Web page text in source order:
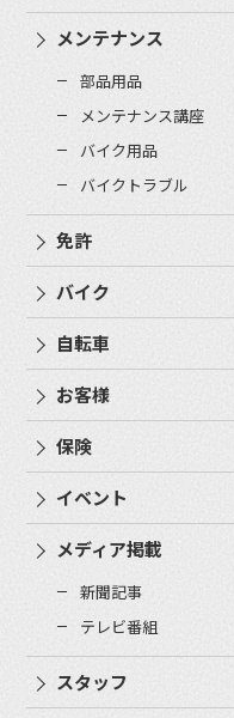
メンテナンス
部品用品
メンテナンス講座
バイク用品
バイクトラブル
免許
バイク
自転車
お客様
保険
イベント
メディア掲載
新聞記事
テレビ番組
スタッフ